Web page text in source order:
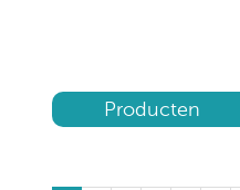
Producten